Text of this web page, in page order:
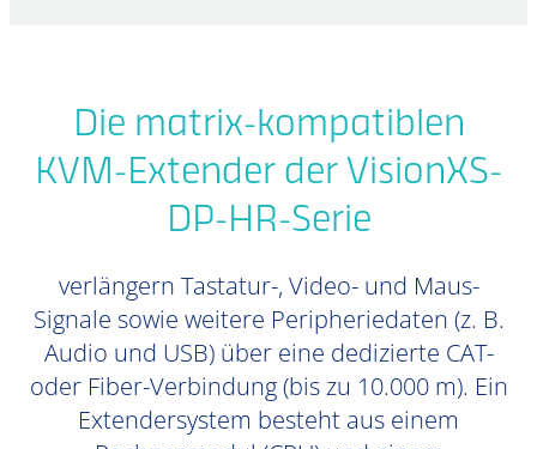
Die matrix-kompatiblen
KVM-Extender der VisionXS-
DP-HR-Serie
verlängern Tastatur-, Video- und Maus-
Signale sowie weitere Peripheriedaten (z. B.
Audio und USB) über eine dedizierte CAT-
oder Fiber-Verbindung (bis zu 10.000 m). Ein
Extendersystem besteht aus einem